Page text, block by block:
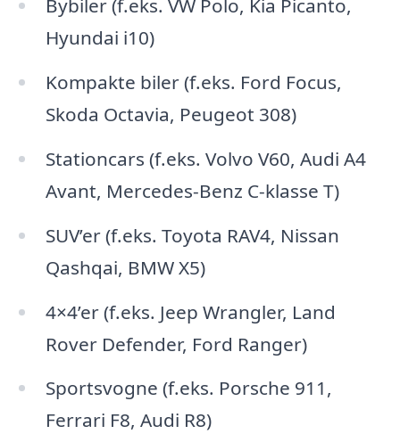
Bybiler (f.eks. VW Polo, Kia Picanto,
Hyundai i10)
Kompakte biler (f.eks. Ford Focus,
Skoda Octavia, Peugeot 308)
Stationcars (f.eks. Volvo V60, Audi A4
Avant, Mercedes-Benz C-klasse T)
SUV’er (f.eks. Toyota RAV4, Nissan
Qashqai, BMW X5)
4×4’er (f.eks. Jeep Wrangler, Land
Rover Defender, Ford Ranger)
Sportsvogne (f.eks. Porsche 911,
Ferrari F8, Audi R8)